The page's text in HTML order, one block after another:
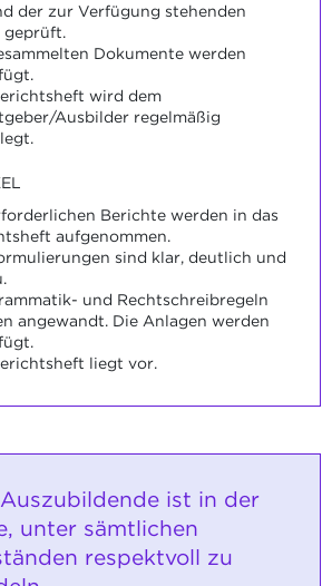
der zur Verfügung stehenden
geprüft.
Dokumente werden
wird dem
Ausbilder regelmäßig
Berichte werden in das
aufgenommen.
sind klar, deutlich und
und Rechtschreibregeln
angewandt. Die Anlagen werden
liegt vor.
ist in der
unter sämtlichen
respektvoll zu